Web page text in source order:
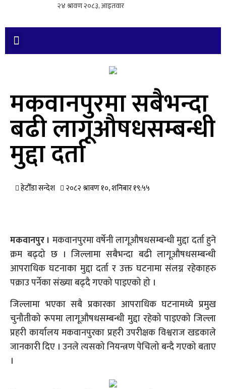
मकवानपुरमा सबैभन्दा
बढी लागूऔषधसम्बन्धी
मुद्दा दर्ता
हेटौँडा सन्देश २०८२ श्रावण १०, शनिबार १९:५५
मकवानपुर । मकवानपुरमा वर्षेनी लागूऔषधसम्बन्धी मुद्दा दर्ता हुने
क्रम बढ्दो छ । जिल्लामा सबैभन्दा बढी लागूऔषधसम्बन्धी
आपराधिक घटनाका मुद्दा दर्ता र उक्त घटनामा संलग्न रहेकाहरु
पक्राउ पर्नेका संख्या बढ्दै गएको पाइएको हो ।
जिल्लामा भएका सबै प्रकारका आपराधिक घटनामध्ये प्रमुख
चुनौतीको रूपमा लागूऔषधसम्बन्धी मुद्दा रहेको पाइएको जिल्ला
प्रहरी कार्यालय मकवानपुरका प्रहरी उपरीक्षक विश्वराज खडकाले
जानकारी दिए । उनले त्यसको नियन्त्रण पेचिलो बन्दै गएको बताए
।